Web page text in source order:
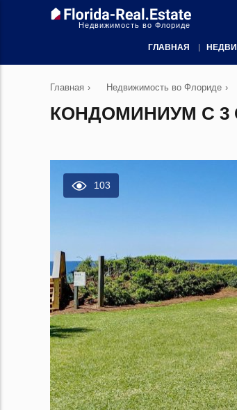
Недвижимость во Флориде
ГЛАВНАЯ
Главная › Недвижимость во Флориде ›
КОНДОМИНИУМ С 3
103